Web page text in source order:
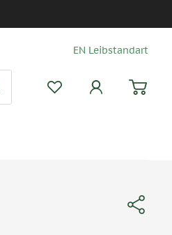
EN Leibstandart